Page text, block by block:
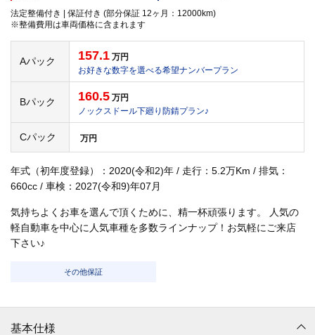
法定整備付き | 保証付き (部分保証 12ヶ月：12000km)
※整備費用は車両価格に含まれます
Aパック 157.1 万円
お好きな数字を選べる希望ナンバープラン
Bパック 160.5 万円
ノックスドール下廻り防錆プラン♪
Cパック 万円
年式（初年度登録）：2020(令和2)年 / 走行：5.2万Km / 排気：
660cc / 車検：2027(令和9)年07月
気持ちよくお車を選んで頂くために、精一杯頑張ります。 人気の
軽自動車を中心に人気車種を多数ラインナップ！お気軽にご来店
下さい♪
その他保証
基本仕様